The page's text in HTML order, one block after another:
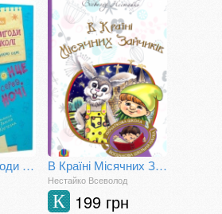
Дивовижні пригоди в лісовій школі. Сонце серед ночі В Країні Місячних Зайчиків
Нестайко Всеволод
199 грн
К